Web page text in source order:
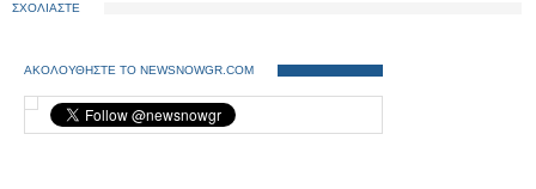
ΣΧΟΛΙΑΣΤΕ
ΑΚΟΛΟΥΘΗΣΤΕ ΤΟ NEWSNOWGR.COM